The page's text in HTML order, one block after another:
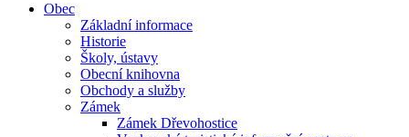
Obec
Základní informace
Historie
Školy, ústavy
Obecní knihovna
Obchody a služby
Zámek
Zámek Dřevohostice